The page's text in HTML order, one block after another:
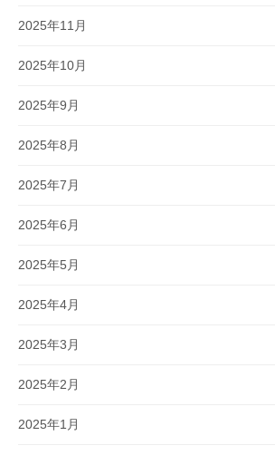
2025年11月
2025年10月
2025年9月
2025年8月
2025年7月
2025年6月
2025年5月
2025年4月
2025年3月
2025年2月
2025年1月